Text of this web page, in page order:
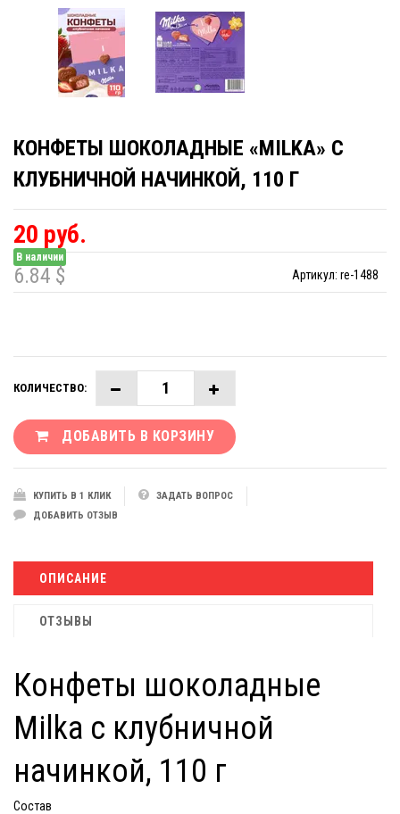
КОНФЕТЫ ШОКОЛАДНЫЕ «MILKA» С
КЛУБНИЧНОЙ НАЧИНКОЙ, 110 Г
20 руб.
В наличии
Артикул: re-1488
6.84 $
КОЛИЧЕСТВО:
ДОБАВИТЬ В КОРЗИНУ
КУПИТЬ В 1 КЛИК
ЗАДАТЬ ВОПРОС
ДОБАВИТЬ ОТЗЫВ
ОПИСАНИЕ
ОТЗЫВЫ
Конфеты шоколадные
Milka с клубничной
начинкой, 110 г
Состав